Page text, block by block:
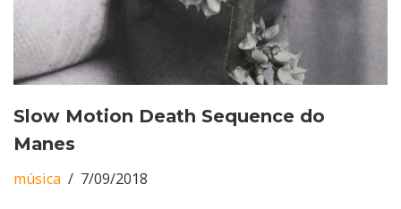
Slow Motion Death Sequence do
Manes
música 7/09/2018